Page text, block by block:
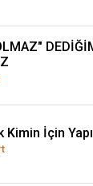
Kimin İçin